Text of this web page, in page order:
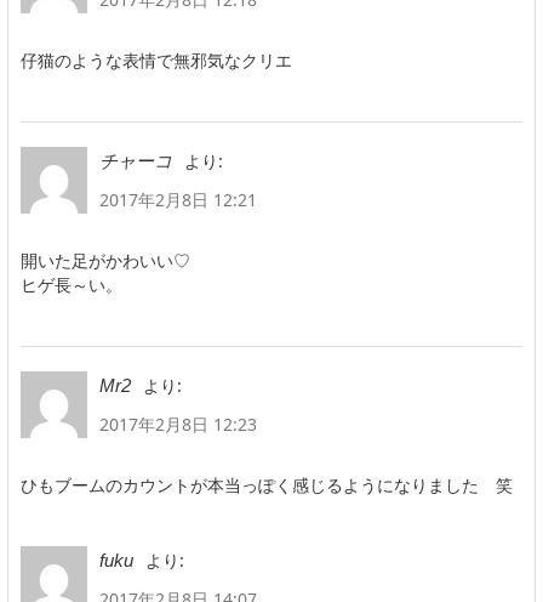
仔猫のような表情で無邪気なクリエ
チャーコ
より:
2017年2月8日 12:21
開いた足がかわいい♡
ヒゲ長～い。
Mr2
より:
2017年2月8日 12:23
ひもブームのカウントが本当っぽく感じるようになりました 笑
fuku
より: